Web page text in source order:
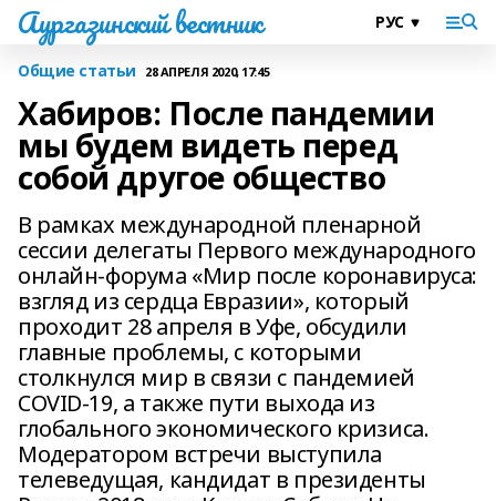
Аургазинский вестник
Общие статьи 28 АПРЕЛЯ 2020, 17:45
Хабиров: После пандемии
мы будем видеть перед
собой другое общество
В рамках международной пленарной
сессии делегаты Первого международного
онлайн-форума «Мир после коронавируса:
взгляд из сердца Евразии», который
проходит 28 апреля в Уфе, обсудили
главные проблемы, с которыми
столкнулся мир в связи с пандемией
COVID-19, а также пути выхода из
глобального экономического кризиса.
Модератором встречи выступила
телеведущая, кандидат в президенты